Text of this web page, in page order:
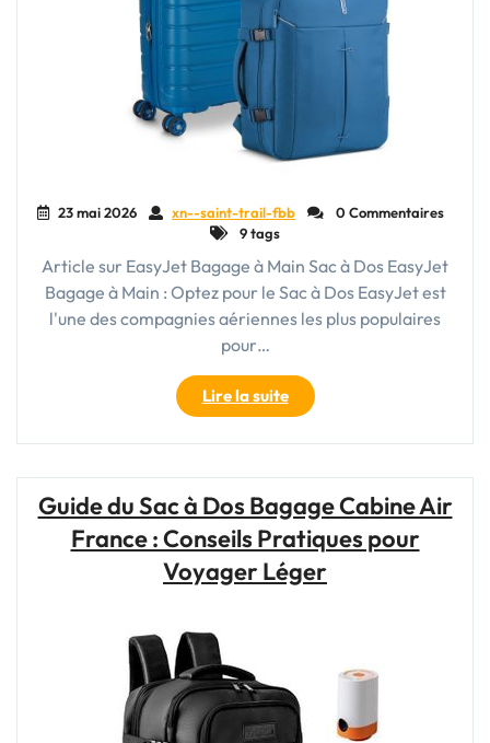
23 mai 2026 xn--saint-trail-fbb
0 Commentaires
9 tags
Article sur EasyJet Bagage à Main Sac à Dos EasyJet
Bagage à Main : Optez pour le Sac à Dos EasyJet est
l'une des compagnies aériennes les plus populaires
pour…
Lire la suite"Voyage
Pratique
avec
Optez
pour
Sac
Bagage
à
Main"
Guide du Sac à Dos Bagage Cabine Air
France : Conseils Pratiques pour
Voyager Léger